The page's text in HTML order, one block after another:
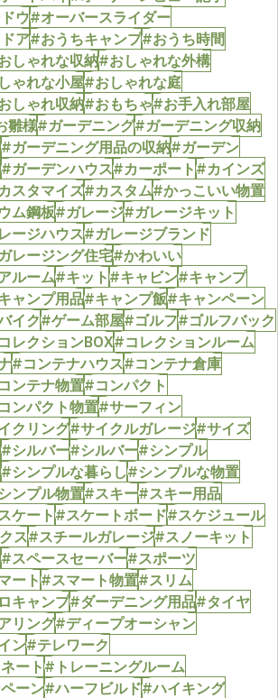
ウ#オーバースライダー
ア#おうちキャンプ#おうち時間
しゃれな収納#おしゃれな外構
ゃれな小屋#おしゃれな庭
しゃれ収納#おもちゃ#お手入れ部屋
雛様#ガーデニング#ガーデニング収納
#ガーデニング用品の収納#ガーデン
#ガーデンハウス#カーポート#カインズ
スタマイズ#カスタム#かっこいい物置
ム鋼板#ガレージ#ガレージキット
ージハウス#ガレージブランド
レージング住宅#かわいい
ルーム#キット#キャビン#キャンプ
ャンプ用品#キャンプ飯#キャンペーン
イク#ゲーム部屋#ゴルフ#ゴルフバック
レクションBOX#コレクションルーム
#コンテナハウス#コンテナ倉庫
ンテナ物置#コンパクト
ンパクト物置#サーフィン
クリング#サイクルガレージ#サイズ
#シルバー#シルバー#シンプル
#シンプルな暮らし#シンプルな物置
ンプル物置#スキー#スキー用品
ケート#スケートボード#スケジュール
ス#スチールガレージ#スノーキット
#スペースセーバー#スポーツ
ート#スマート物置#スリム
キャンプ#ダーデニング用品#タイヤ
リング#ディープオーシャン
ン#テレワーク
ート#トレーニングルーム
ーン#ハーフビルド#ハイキング